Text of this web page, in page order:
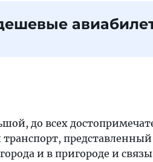
до всех
представленный
и в пригороде и